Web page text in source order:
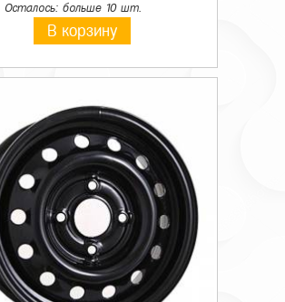
Осталось: больше 10 шт.
В корзину